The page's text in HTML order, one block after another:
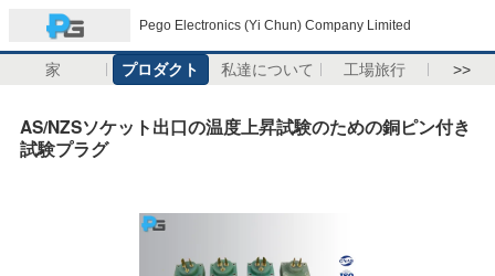
Pego Electronics (Yi Chun) Company Limited
家 プロダクト 私達について 工場旅行 >>
AS/NZSソケット出口の温度上昇試験のための銅ピン付き
試験プラグ